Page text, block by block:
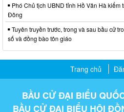
Phó Chủ tịch UBND tỉnh Hồ Văn Hà kiểm
Đông
Tuyên truyền trước, trong và sau bầu cử
số và đồng bào tôn giáo
Trang chủ
BẦU CỬ ĐẠI BIỂU
BẦU CỬ ĐẠI BIỂU HỘI